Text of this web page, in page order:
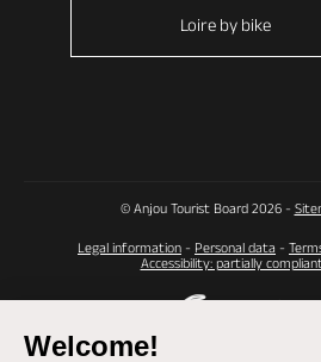
Welcome!
Loire by bike
© Anjou Tourist Board 2026 -
Legal information - Personal data -
Accessibility: partially